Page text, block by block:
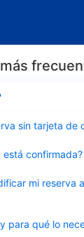
sin tarjeta de
está confirmada?
mi reserva
para qué lo